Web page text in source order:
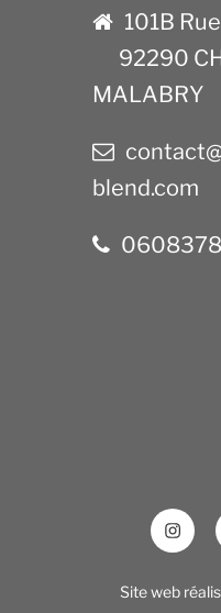
101B
92290
MALABRY
blend.com
Site web